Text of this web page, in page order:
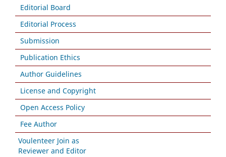
Editorial Board
Editorial Process
Submission
Publication Ethics
Author Guidelines
License and Copyright
Open Access Policy
Fee Author
Voulenteer Join as
Reviewer and Editor